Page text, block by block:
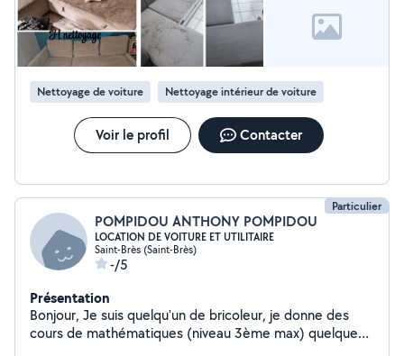
Nettoyage de voiture Nettoyage intérieur de voiture
Voir le profil Contacter
Particulier
POMPIDOU ANTHONY POMPIDOU
LOCATION DE VOITURE ET UTILITAIRE
Saint-Brès (Saint-Brès)
-/5
Présentation
Bonjour, Je suis quelqu'un de bricoleur, je donne des
cours de mathématiques (niveau 3ème max) quelque